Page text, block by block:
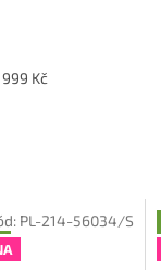
Kč
PL-214-56034/S